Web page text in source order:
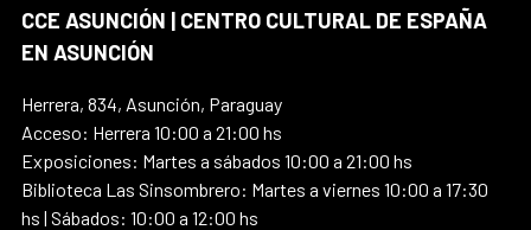
CCE ASUNCIÓN | CENTRO CULTURAL DE ESPAÑA
EN ASUNCIÓN
Herrera, 834, Asunción, Paraguay
Acceso: Herrera 10:00 a 21:00 hs
Exposiciones: Martes a sábados 10:00 a 21:00 hs
Biblioteca Las Sinsombrero: Martes a viernes 10:00 a 17:30
hs | Sábados: 10:00 a 12:00 hs